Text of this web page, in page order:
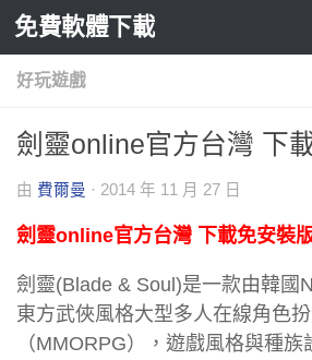
Skip to content
免費軟體下載
好玩遊戲
劍靈online官方台灣 下
由 費爾曼 · 2014 年 11 月 27 日
劍靈online官方台灣 下載免安裝
劍靈(Blade & Soul)是一款由韓國
東方武俠風格大型多人在線角色
（MMORPG），遊戲風格與種